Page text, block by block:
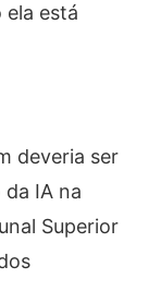
ela está
deveria ser
IA na
Superior